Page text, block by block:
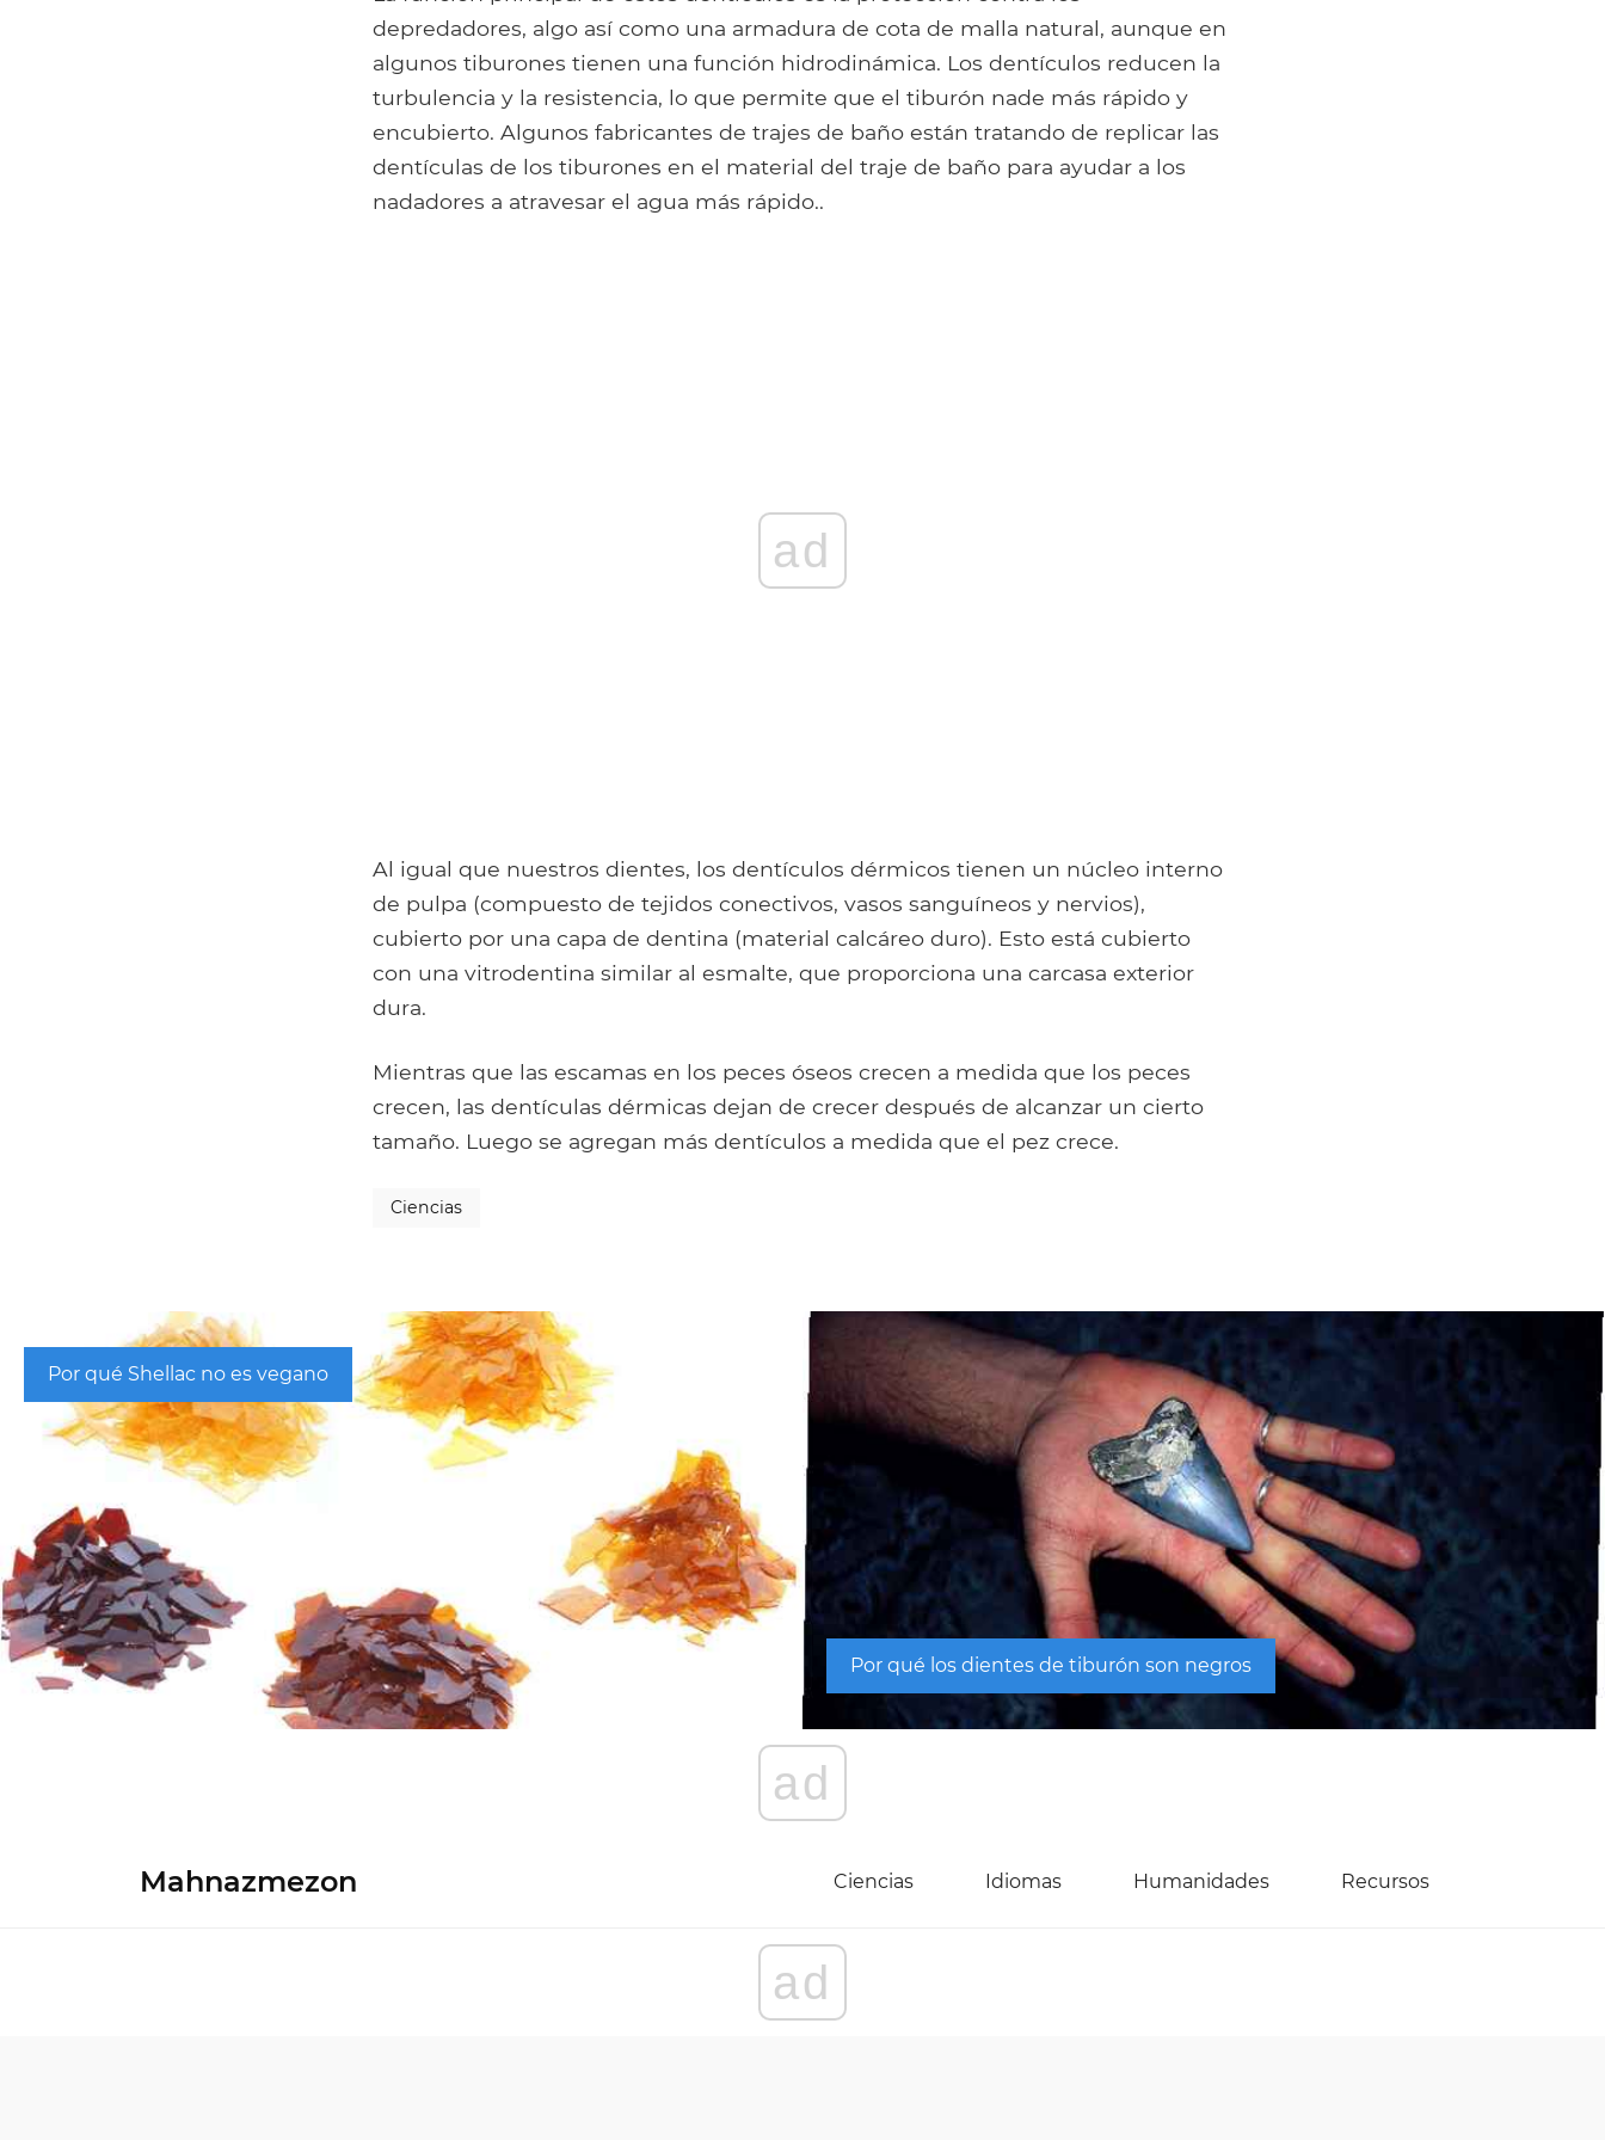
depredadores, algo así como una armadura de cota de malla natural, aunque en
algunos tiburones tienen una función hidrodinámica. Los dentículos reducen la
turbulencia y la resistencia, lo que permite que el tiburón nade más rápido y
encubierto. Algunos fabricantes de trajes de baño están tratando de replicar las
dentículas de los tiburones en el material del traje de baño para ayudar a los
nadadores a atravesar el agua más rápido..
ad
Al igual que nuestros dientes, los dentículos dérmicos tienen un núcleo interno
de pulpa (compuesto de tejidos conectivos, vasos sanguíneos y nervios),
cubierto por una capa de dentina (material calcáreo duro). Esto está cubierto
con una vitrodentina similar al esmalte, que proporciona una carcasa exterior
dura.
Mientras que las escamas en los peces óseos crecen a medida que los peces
crecen, las dentículas dérmicas dejan de crecer después de alcanzar un cierto
tamaño. Luego se agregan más dentículos a medida que el pez crece.
Ciencias
Por qué Shellac no es vegano
Por qué los dientes de tiburón son negros
ad
Mahnazmezon Ciencias Idiomas Humanidades Recursos
ad